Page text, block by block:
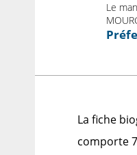
Le
La fiche
comporte